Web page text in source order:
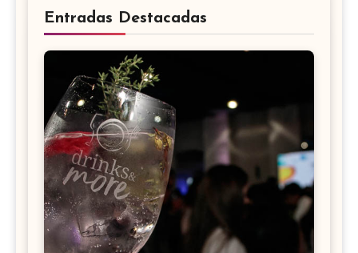
Entradas Destacadas